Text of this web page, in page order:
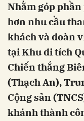
Nhằm góp
hơn nhu cầu
khách và đoàn
tại Khu di tích
Chiến thắng
(Thạch An),
Cộng sản
khánh thành